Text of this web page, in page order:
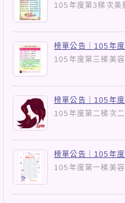
105年度第3梯次
榜單公告｜105年
105年度第三梯美
榜單公告｜105年
105年度第二梯次
榜單公告｜105年
105年度第一梯美